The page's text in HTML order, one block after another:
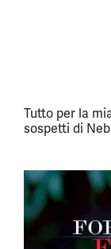
Tutto per la
sospetti di